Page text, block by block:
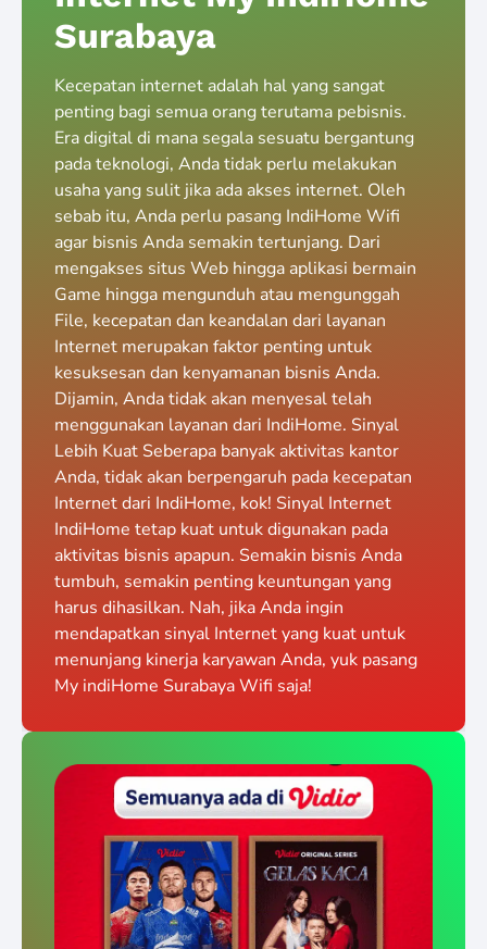
Surabaya
Kecepatan internet adalah hal yang sangat
penting bagi semua orang terutama pebisnis.
Era digital di mana segala sesuatu bergantung
pada teknologi, Anda tidak perlu melakukan
usaha yang sulit jika ada akses internet. Oleh
sebab itu, Anda perlu pasang IndiHome Wifi
agar bisnis Anda semakin tertunjang. Dari
mengakses situs Web hingga aplikasi bermain
Game hingga mengunduh atau mengunggah
File, kecepatan dan keandalan dari layanan
Internet merupakan faktor penting untuk
kesuksesan dan kenyamanan bisnis Anda.
Dijamin, Anda tidak akan menyesal telah
menggunakan layanan dari IndiHome. Sinyal
Lebih Kuat Seberapa banyak aktivitas kantor
Anda, tidak akan berpengaruh pada kecepatan
Internet dari IndiHome, kok! Sinyal Internet
IndiHome tetap kuat untuk digunakan pada
aktivitas bisnis apapun. Semakin bisnis Anda
tumbuh, semakin penting keuntungan yang
harus dihasilkan. Nah, jika Anda ingin
mendapatkan sinyal Internet yang kuat untuk
menunjang kinerja karyawan Anda, yuk pasang
My indiHome Surabaya Wifi saja!